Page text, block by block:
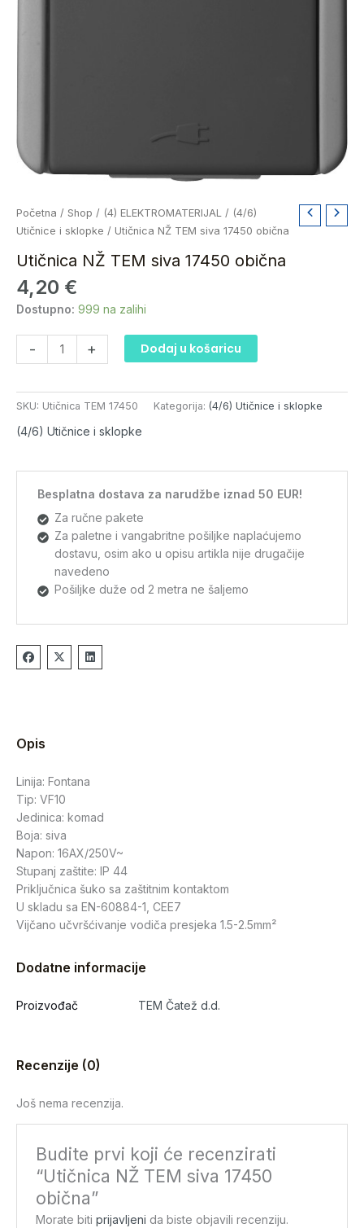
Početna / Shop / (4) ELEKTROMATERIJAL / (4/6)
Utičnice i sklopke / Utičnica NŽ TEM siva 17450 obična
Utičnica NŽ TEM siva 17450 obična
4,20 €
Dostupno: 999 na zalihi
-
Utičnica
NŽ
siva
17450
obična
količina
+ Dodaj u košaricu
SKU: Utičnica TEM 17450 Kategorija: (4/6) Utičnice i sklopke
(4/6) Utičnice i sklopke
Besplatna dostava za narudžbe iznad 50 EUR!
Za ručne pakete
Za paletne i vangabritne pošiljke naplaćujemo
dostavu, osim ako u opisu artikla nije drugačije
navedeno
Pošiljke duže od 2 metra ne šaljemo
Opis
Linija: Fontana
Tip: VF10
Jedinica: komad
Boja: siva
Napon: 16AX/250V~
Stupanj zaštite: IP 44
Priključnica šuko sa zaštitnim kontaktom
U skladu sa EN-60884-1, CEE7
Vijčano učvršćivanje vodiča presjeka 1.5-2.5mm²
Dodatne informacije
Proizvođač TEM Čatež d.d.
Recenzije (0)
Još nema recenzija.
Budite prvi koji će recenzirati
“Utičnica NŽ TEM siva 17450
obična”
Morate bitiprijavljeni da biste objavili recenziju.